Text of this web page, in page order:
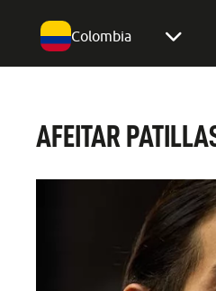
Colombia
AFEITAR